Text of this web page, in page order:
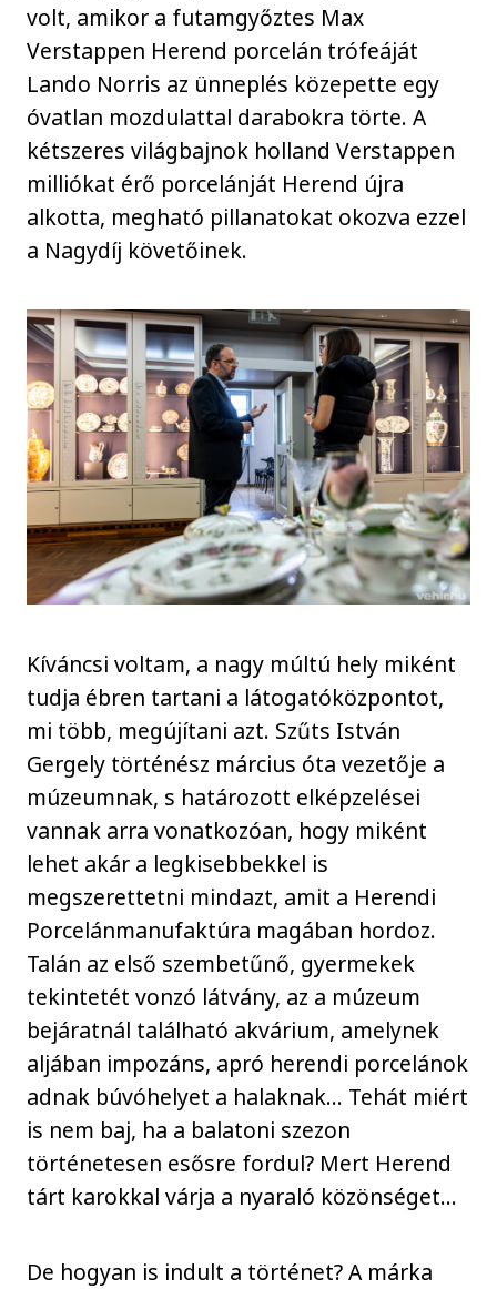
volt, amikor a futamgyőztes Max
Verstappen Herend porcelán trófeáját
Lando Norris az ünneplés közepette egy
óvatlan mozdulattal darabokra törte. A
kétszeres világbajnok holland Verstappen
milliókat érő porcelánját Herend újra
alkotta, megható pillanatokat okozva ezzel
a Nagydíj követőinek.
Kíváncsi voltam, a nagy múltú hely miként
tudja ébren tartani a látogatóközpontot,
mi több, megújítani azt. Szűts István
Gergely történész március óta vezetője a
múzeumnak, s határozott elképzelései
vannak arra vonatkozóan, hogy miként
lehet akár a legkisebbekkel is
megszerettetni mindazt, amit a Herendi
Porcelánmanufaktúra magában hordoz.
Talán az első szembetűnő, gyermekek
tekintetét vonzó látvány, az a múzeum
bejáratnál található akvárium, amelynek
aljában impozáns, apró herendi porcelánok
adnak búvóhelyet a halaknak… Tehát miért
is nem baj, ha a balatoni szezon
történetesen esősre fordul? Mert Herend
tárt karokkal várja a nyaraló közönséget…
De hogyan is indult a történet? A márka